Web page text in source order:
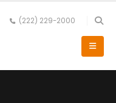
(222) 229-2000